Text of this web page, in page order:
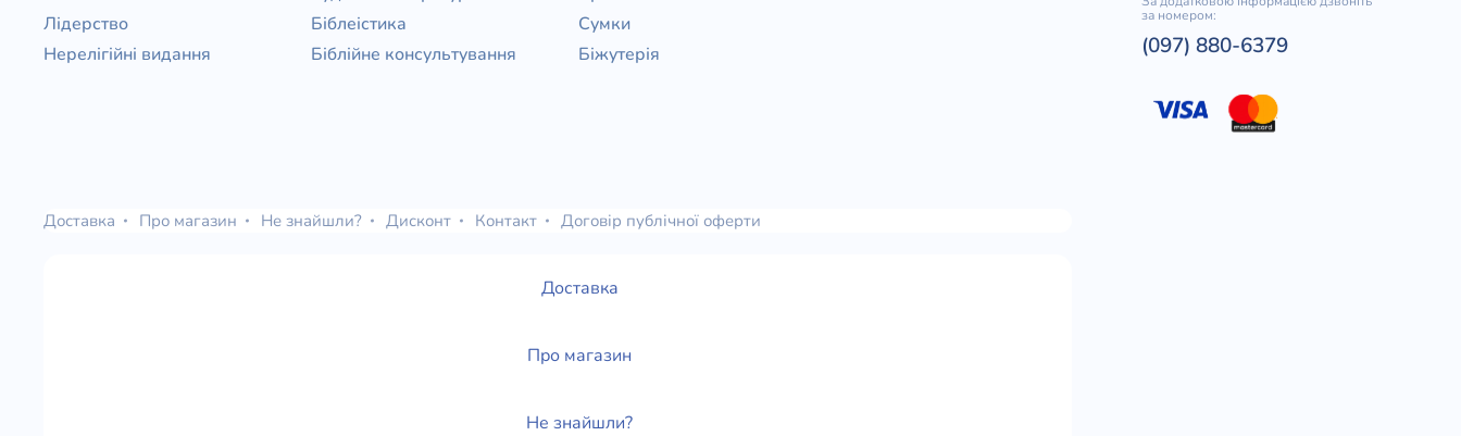
Лідерство
Нерелігійні видання
Біблеістика
Біблійне консультування
Сумки
Біжутерія
за номером:
(097) 880-6379
Доставка Про магазин Не знайшли? Дисконт Контакт Договір публічної оферти
Доставка
Про магазин
Не знайшли?